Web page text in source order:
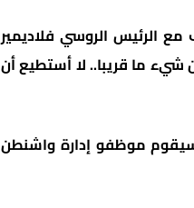
الرئيس الروسي فلاديمير
شيء ما قريبا.. لا أستطيع أن
سيقوم موظفو إدارة واشنطن